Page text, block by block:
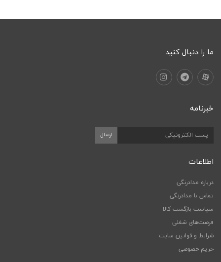
ما را دنبال کنید
خبرنامه
اطلاعات
درباره مدادرنگی
تماس با مدادرنگی
سیاست بازگشت کالا
فرصت‌های شغلی
شرایط و قوانین سایت
حریم خصوصی